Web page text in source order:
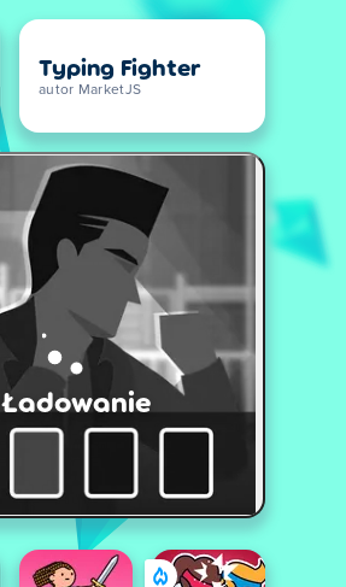
Typing Fighter
autor MarketJS
Ładowanie